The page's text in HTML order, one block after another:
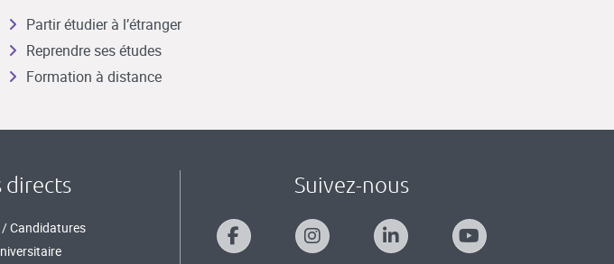
Partir étudier à l’étranger
Reprendre ses études
Formation à distance
directs
Candidatures
Suivez-nous